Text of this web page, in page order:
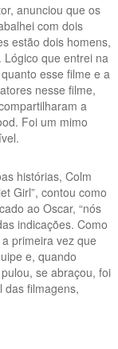
anunciou que os
com dois
estão dois homens,
Lógico que entrei na
esse filme e a
nesse filme,
a
Foi um mimo
histórias, Colm
Girl”, contou como
ao Oscar, “nós
indicações. Como
primeira vez que
e, quando
se abraçou, foi
das filmagens,